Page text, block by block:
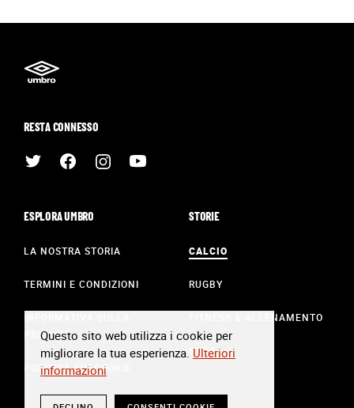
RESTA CONNESSO
ESPLORA UMBRO
LA NOSTRA STORIA
TERMINI E CONDIZIONI
PRIVACY
POLITICA SUI COOKIE
STORIE
CALCIO
RUGBY
FITNESS & ALLENAMENTO
STILE
Questo sito web utilizza i cookie per
migliorare la tua esperienza. Ulteriori
informazioni